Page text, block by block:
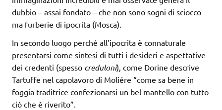
dubbio – assai fondato – che non sono sogni di sciocco
ma furberie di ipocrita (Mosca).
In secondo luogo perché all’ipocrita è connaturale
presentarsi come sintesi di tutti i desideri e aspettative
dei credenti (spesso creduloni), come Dorine descrive
Tartuffe nel capolavoro di Moliére “come sa bene in
foggia traditrice confezionarsi un bel mantello con tutto
ciò che è riverito”.